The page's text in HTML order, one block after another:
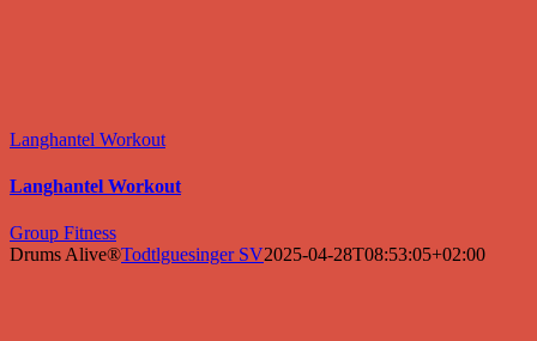
Langhantel Workout
Langhantel Workout
Group Fitness
Drums Alive®Todtlguesinger SV2025-04-28T08:53:05+02:00